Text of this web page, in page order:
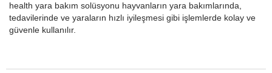
health yara bakım solüsyonu hayvanların yara bakımlarında,
tedavilerinde ve yaraların hızlı iyileşmesi gibi işlemlerde kolay ve
güvenle kullanılır.